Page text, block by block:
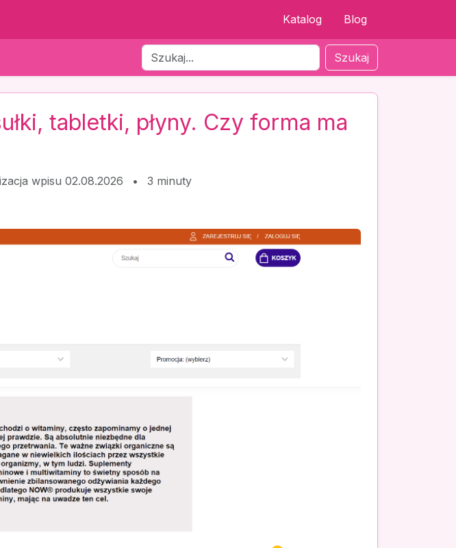
Katalog Blog
Szukaj
tabletki, płyny. Czy forma ma
wpisu 02.08.2026 • 3 minuty